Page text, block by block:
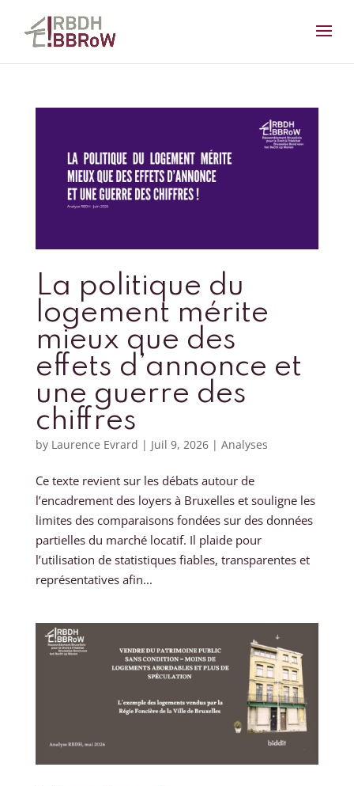
La politique du
logement mérite
mieux que des
effets d’annonce et
une guerre des
chiffres
by Laurence Evrard | Juil 9, 2026| Analyses
Ce texte revient sur les débats autour de
l’encadrement des loyers à Bruxelles et souligne les
limites des comparaisons fondées sur des données
partielles du marché locatif. Il plaide pour
l’utilisation de statistiques fiables, transparentes et
représentatives afin...